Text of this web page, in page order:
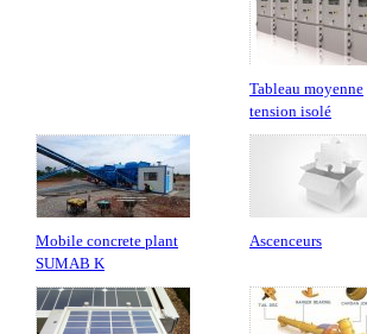
Tableau moyenne
tension isolé
Mobile concrete plant
SUMAB K
Ascenceurs